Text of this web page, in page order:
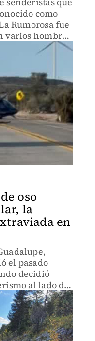
como
Rumorosa fue
varios hombres
información
oso
la
en
el pasado
decidió
al lado de
la Marta.